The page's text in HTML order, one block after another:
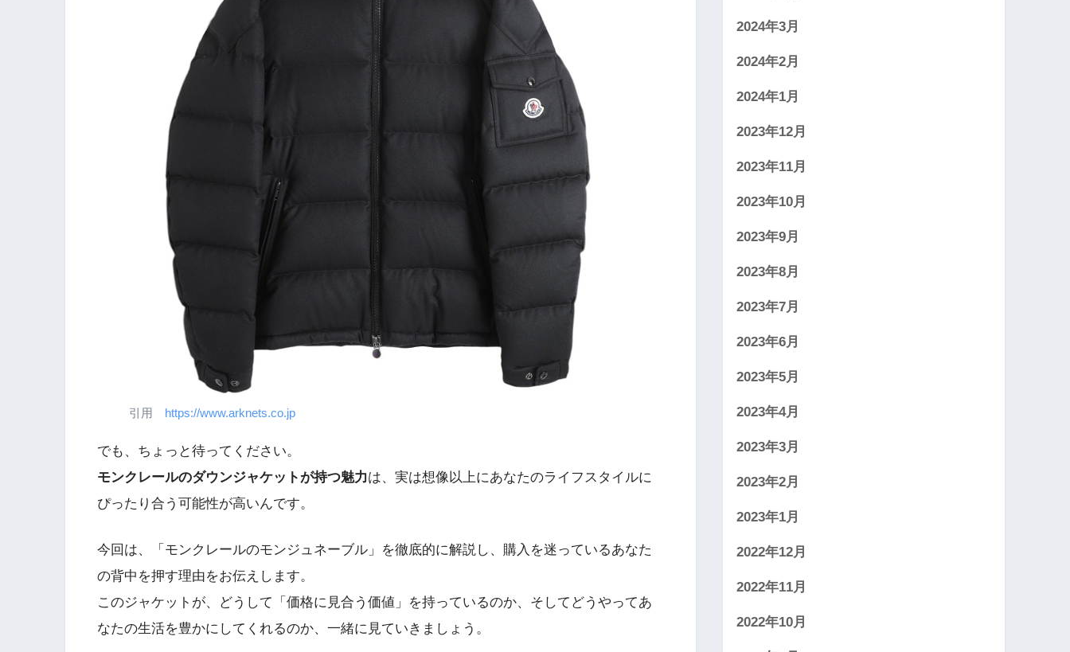
引用 https://www.arknets.co.jp
でも、ちょっと待ってください。
モンクレールのダウンジャケットが持つ魅力は、実は想像以上にあなたのライフスタイルに
ぴったり合う可能性が高いんです。
今回は、「モンクレールのモンジュネーブル」を徹底的に解説し、購入を迷っているあなた
の背中を押す理由をお伝えします。
このジャケットが、どうして「価格に見合う価値」を持っているのか、そしてどうやってあ
なたの生活を豊かにしてくれるのか、一緒に見ていきましょう。
2024年3月
2024年2月
2024年1月
2023年12月
2023年11月
2023年10月
2023年9月
2023年8月
2023年7月
2023年6月
2023年5月
2023年4月
2023年3月
2023年2月
2023年1月
2022年12月
2022年11月
2022年10月